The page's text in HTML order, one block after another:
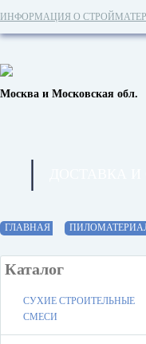
ИНФОРМАЦИЯ О
Москва и Московская обл.
ГЛАВНАЯ
Каталог
СУХИЕ СТРОИТЕЛЬНЫЕ
СМЕСИ